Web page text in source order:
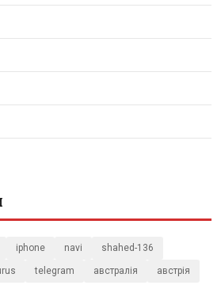
iphone navi shahed-136
telegram австралія австрія